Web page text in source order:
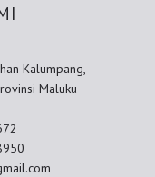
Kalumpang,
Maluku